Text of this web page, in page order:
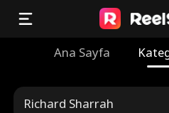
Ana Sayfa
Richard Sharrah